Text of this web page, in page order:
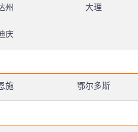
州 大理
庆
施 鄂尔多斯